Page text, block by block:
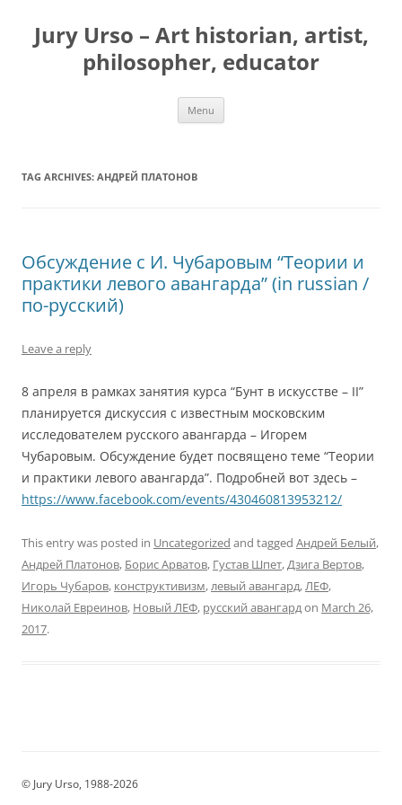
Jury Urso – Art historian, artist,
philosopher, educator
Menu
TAG ARCHIVES: АНДРЕЙ ПЛАТОНОВ
Обсуждение с И. Чубаровым “Теории и
практики левого авангарда” (in russian /
по-русский)
Leave a reply
8 апреля в рамках занятия курса “Бунт в искусстве – II”
планируется дискуссия с известным московским
исследователем русского авангарда – Игорем
Чубаровым. Обсуждение будет посвящено теме “Теории
и практики левого авангарда”. Подробней вот здесь –
https://www.facebook.com/events/430460813953212/
This entry was posted in Uncategorized and tagged Андрей Белый,
Андрей Платонов, Борис Арватов, Густав Шпет,Дзига Вертов,
Игорь Чубаров, конструктивизм,левый авангард,ЛЕФ,
Николай Евреинов, Новый ЛЕФ, русский авангардon March 26,
2017.
© Jury Urso, 1988-2026